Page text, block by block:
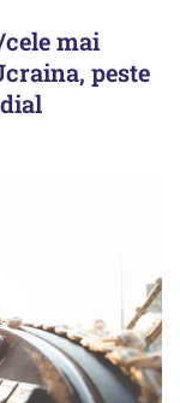
mai
peste